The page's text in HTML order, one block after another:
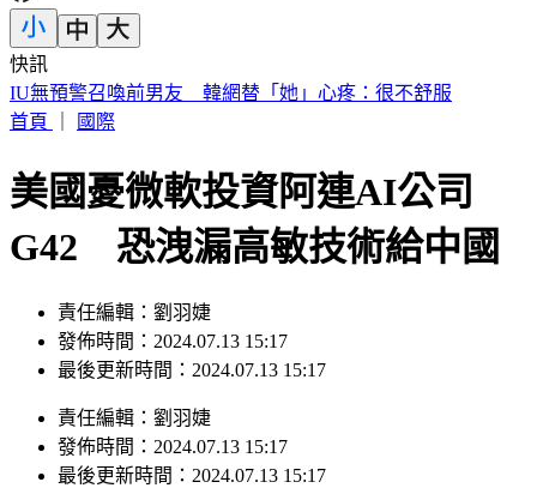
快訊
快訊／財神爺不在家 威力彩頭獎、二獎雙槓龜
首頁
國際
美國憂微軟投資阿連AI公司
G42 恐洩漏高敏技術給中國
責任編輯：劉羽婕
發佈時間：2024.07.13 15:17
最後更新時間：2024.07.13 15:17
責任編輯 ： 劉羽婕
發佈時間： 2024.07.13 15:17
最後更新時間： 2024.07.13 15:17